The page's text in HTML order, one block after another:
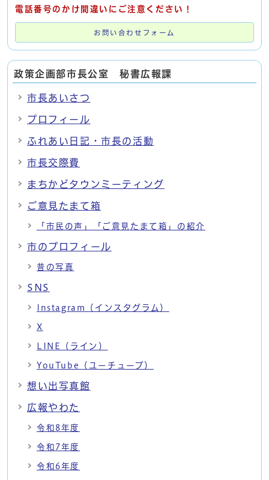
電話番号のかけ間違いにご注意ください！
お問い合わせフォーム
政策企画部市長公室 秘書広報課
市長あいさつ
プロフィール
ふれあい日記・市長の活動
市長交際費
まちかどタウンミーティング
ご意見たまて箱
「市民の声」「ご意見たまて箱」の紹介
市のプロフィール
昔の写真
SNS
Instagram（インスタグラム）
X
LINE（ライン）
YouTube（ユーチューブ）
想い出写真館
広報やわた
令和8年度
令和7年度
令和6年度